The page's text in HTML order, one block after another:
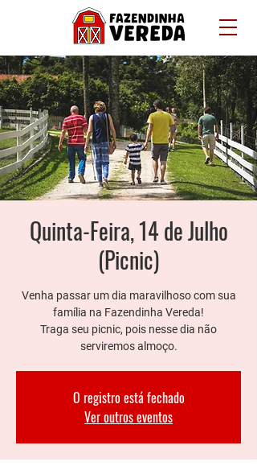
Quinta-Feira, 14 de Julho
(Picnic)
Venha passar um dia maravilhoso com sua
família na Fazendinha Vereda!
Traga seu picnic, pois nesse dia não
serviremos almoço.
O registro está fechado
Ver outros eventos